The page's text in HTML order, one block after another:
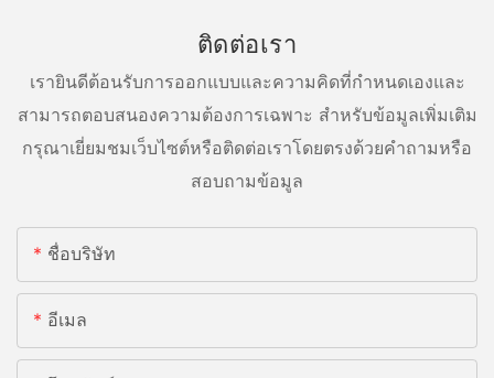
ติดต่อเรา
เรายินดีต้อนรับการออกแบบและความคิดที่กำหนดเองและ
สามารถตอบสนองความต้องการเฉพาะ สำหรับข้อมูลเพิ่มเติม
กรุณาเยี่ยมชมเว็บไซต์หรือติดต่อเราโดยตรงด้วยคำถามหรือ
สอบถามข้อมูล
ชื่อบริษัท
อีเมล